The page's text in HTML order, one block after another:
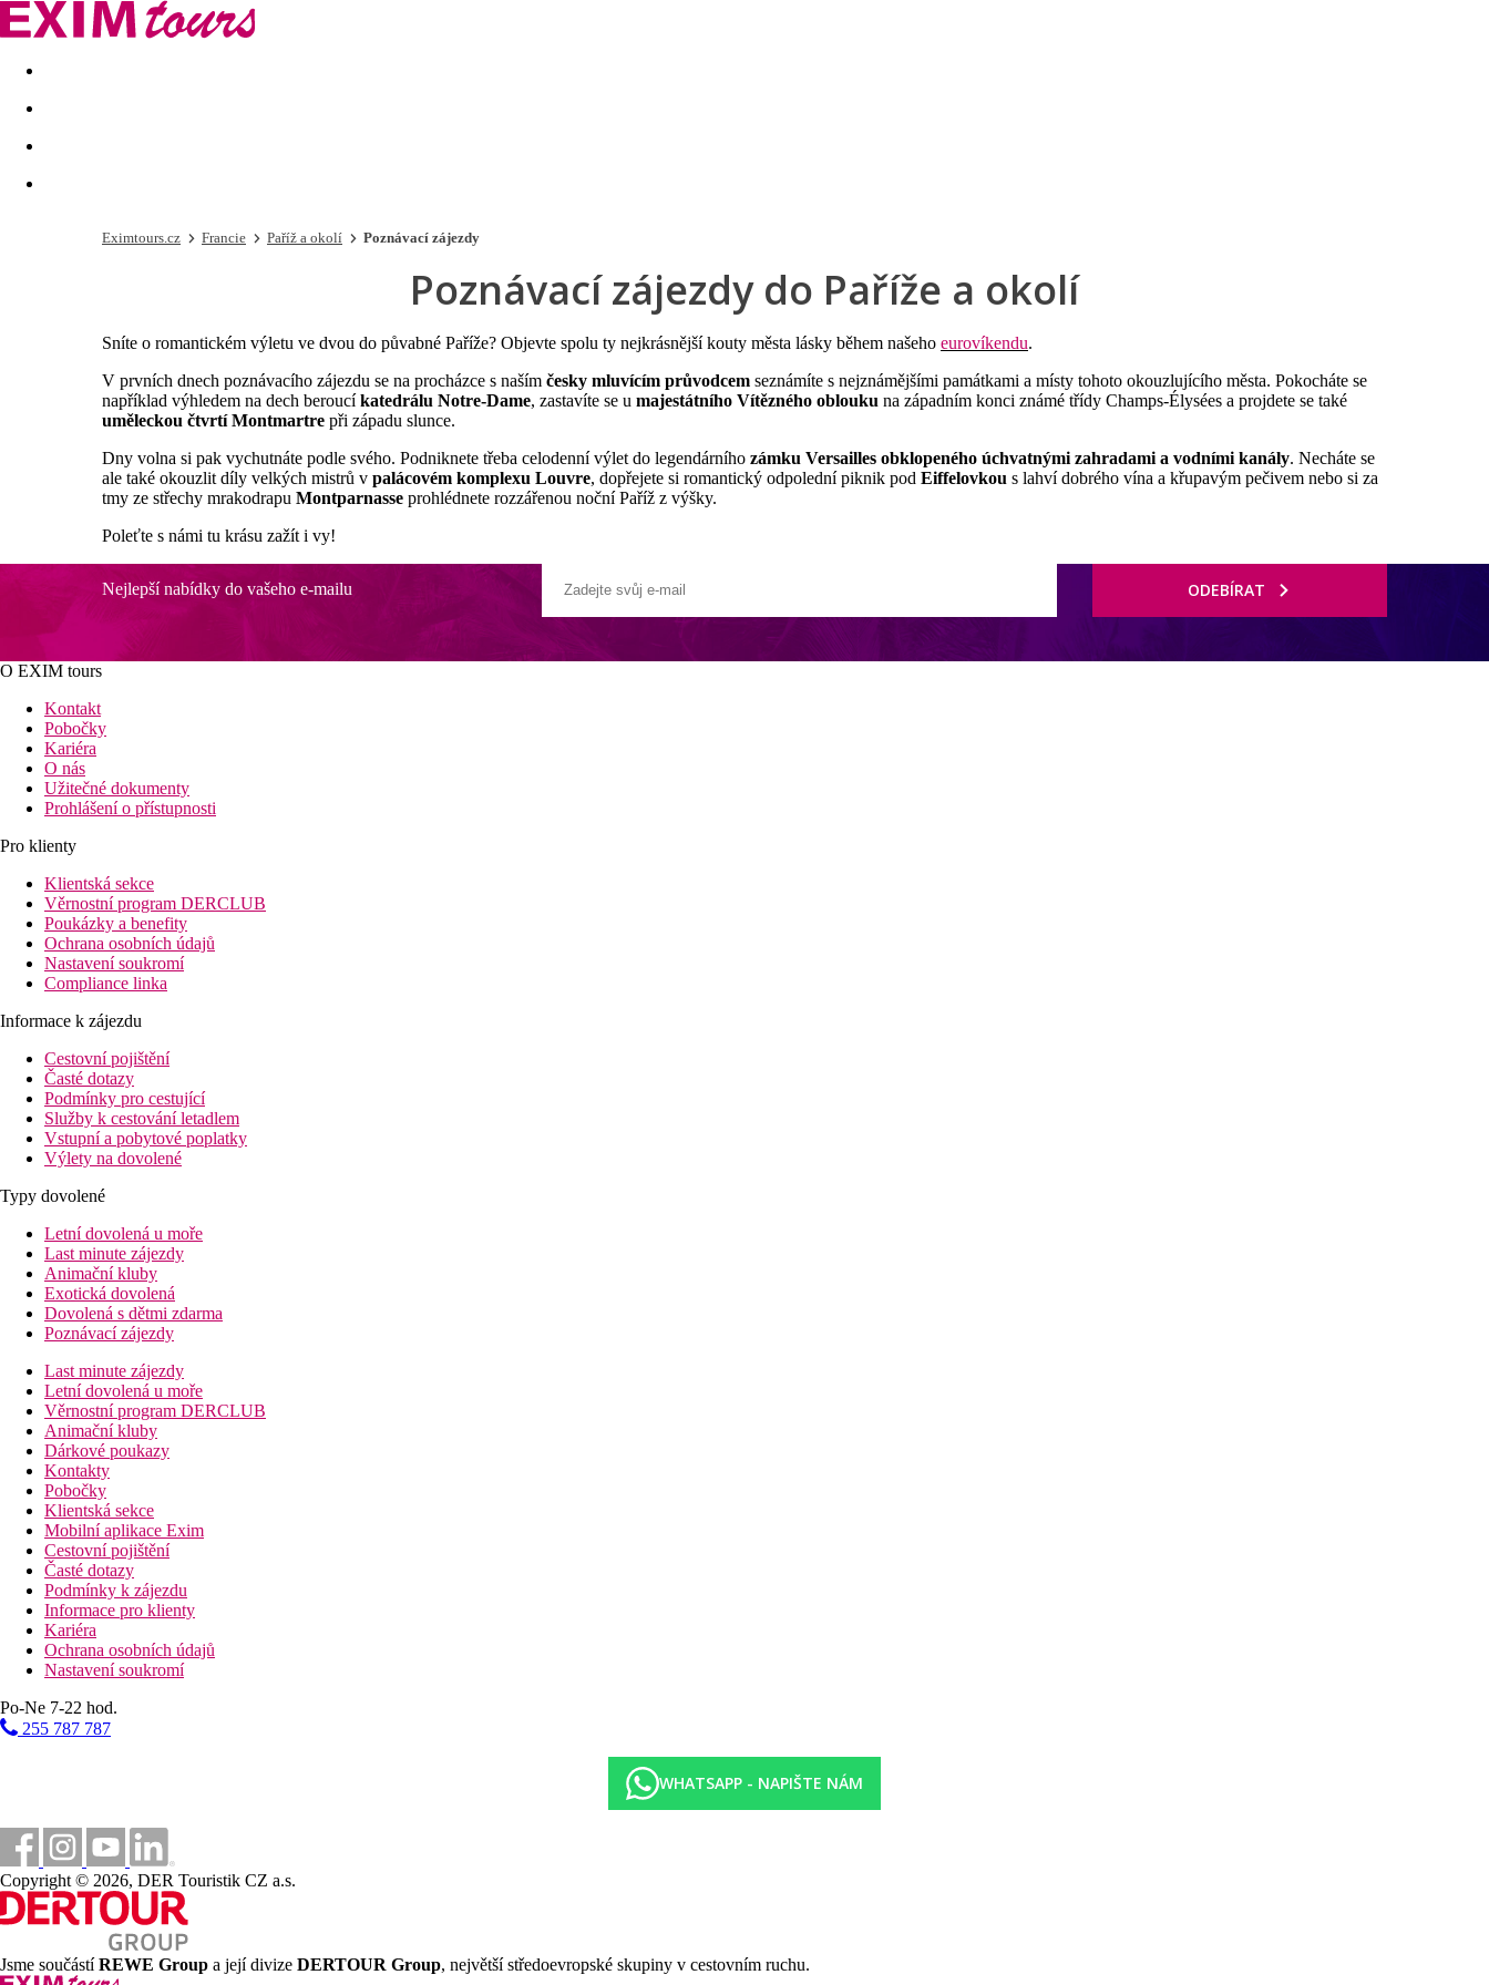
Akční nabídky Last minute
Eximtours.cz Francie Paříž a okolí Poznávací zájezdy
Poznávací zájezdy do Paříže a okolí
Sníte o romantickém výletu ve dvou do půvabné Paříže? Objevte spolu ty nejkrásnější kouty města lásky během našeho eurovíkendu.
V prvních dnech poznávacího zájezdu se na procházce s naším česky mluvícím průvodcem seznámíte s nejznámějšími památkami a místy tohoto okouzlujícího města. Pokocháte se
například výhledem na dech beroucíkatedrálu Notre-Dame, zastavíte se u majestátního Vítězného oblouku na západním konci známé třídy Champs-Élysées a projdete se také
uměleckou čtvrtí Montmartre při západu slunce.
Dny volna si pak vychutnáte podle svého. Podniknete třeba celodenní výlet do legendárního zámku Versailles obklopeného úchvatnými zahradami a vodními kanály. Necháte se
ale také okouzlit díly velkých mistrů v palácovém komplexu Louvre, dopřejete si romantický odpolední piknik pod Eiffelovkou s lahví dobrého vína a křupavým pečivem nebo si za
tmy ze střechy mrakodrapu Montparnasse prohlédnete rozzářenou noční Paříž z výšky.
Poleťte s námi tu krásu zažít i vy!
Nejlepší nabídky do vašeho e-mailu ODEBÍRAT
O EXIM tours
Kontakt
Pobočky
Kariéra
O nás
Užitečné dokumenty
Prohlášení o přístupnosti
Pro klienty
Klientská sekce
Věrnostní program DERCLUB
Poukázky a benefity
Ochrana osobních údajů
Nastavení soukromí
Compliance linka
Informace k zájezdu
Cestovní pojištění
Časté dotazy
Podmínky pro cestující
Služby k cestování letadlem
Vstupní a pobytové poplatky
Výlety na dovolené
Typy dovolené
Letní dovolená u moře
Last minute zájezdy
Animační kluby
Exotická dovolená
Dovolená s dětmi zdarma
Poznávací zájezdy
Last minute zájezdy
Letní dovolená u moře
Věrnostní program DERCLUB
Animační kluby
Dárkové poukazy
Kontakty
Pobočky
Klientská sekce
Mobilní aplikace Exim
Cestovní pojištění
Časté dotazy
Podmínky k zájezdu
Informace pro klienty
Kariéra
Ochrana osobních údajů
Nastavení soukromí
Po-Ne 7-22 hod.
255 787 787
WHATSAPP - NAPIŠTE NÁM
Copyright © 2026, DER Touristik CZ a.s.
Jsme součástíREWE Group a její divize DERTOUR Group, největší středoevropské skupiny v cestovním ruchu.